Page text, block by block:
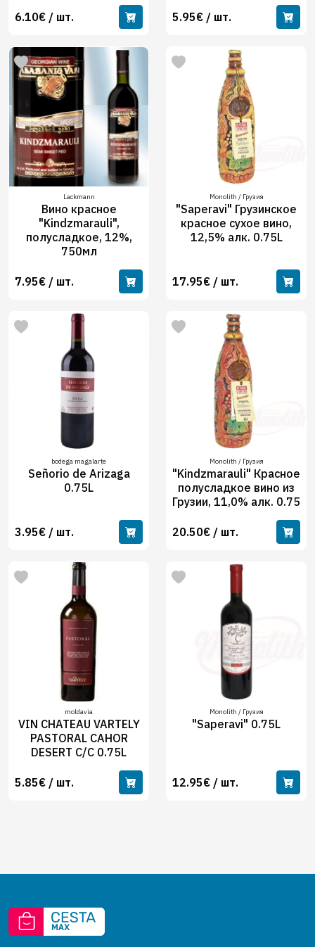
6.10€ / шт. 5.95€ / шт.
Lackmann
Вино красное
"Kindzmarauli",
полусладкое, 12%,
750мл
7.95€ / шт.
Monolith / Грузия
"Saperavi" Грузинское
красное сухое вино,
12,5% алк. 0.75L
17.95€ / шт.
bodega magalarte
Señorio de Arizaga
0.75L
3.95€ / шт.
Monolith / Грузия
"Kindzmarauli" Красное
полусладкое вино из
Грузии, 11,0% алк. 0.75
20.50€ / шт.
moldavia
VIN CHATEAU VARTELY
PASTORAL CAHOR
DESERT C/C 0.75L
5.85€ / шт.
Monolith / Грузия
"Saperavi" 0.75L
12.95€ / шт.